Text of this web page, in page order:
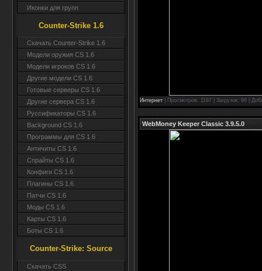
Иконки для групп
Counter-Strike 1.6
Скачать Counter-Strike 1.6
Модели оружия CS 1.6
Модели игроков CS 1.6
Другие модели CS 1.6
Готовые серверы CS 1.6
Другие сервера CS 1.6
Руссификаторы CS 1.6
Background CS 1.6
Программы для CS 1.6
Античиты CS 1.6
Спрайты CS 1.6
Конфиги CS 1.6
Плагины CS 1.6
Патчи CS 1.6
Моды CS 1.6
Карты CS 1.6
Боты CS 1.6
Counter-Strike: Source
Cкачать CSS
Интернет | Просмотров: 1197 | Загрузок: 96 |
WebMoney Keeper Classic 3.9.5.0